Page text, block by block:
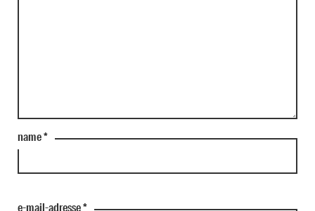
name*
e-mail-adresse*